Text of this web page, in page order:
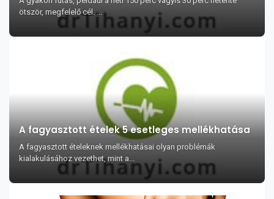
ötször, megfelelő cél. ...
A fagyasztott ételek 5 esetleges mellékhatása
A fagyasztott ételeknek mellékhatásai olyan problémák
kialakulásához vezethet, mint a...